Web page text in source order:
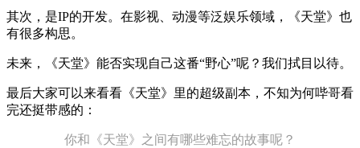
其次，是IP的开发。在影视、动漫等泛娱乐领域，《天堂》也
有很多构思。
未来，《天堂》能否实现自己这番“野心”呢？我们拭目以待。
最后大家可以来看看《天堂》里的超级副本，不知为何哔哥看
完还挺带感的：
你和《天堂》之间有哪些难忘的故事呢？